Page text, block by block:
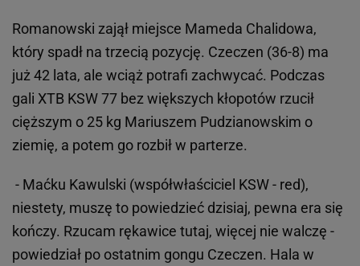
Romanowski zajął miejsce Mameda Chalidowa,
który spadł na trzecią pozycję. Czeczen (36-8) ma
już 42 lata, ale wciąż potrafi zachwycać. Podczas
gali XTB KSW 77 bez większych kłopotów rzucił
cięższym o 25 kg Mariuszem Pudzianowskim o
ziemię, a potem go rozbił w parterze.
- Maćku Kawulski (współwłaściciel KSW - red),
niestety, muszę to powiedzieć dzisiaj, pewna era się
kończy. Rzucam rękawice tutaj, więcej nie walczę -
powiedział po ostatnim gongu Czeczen. Hala w